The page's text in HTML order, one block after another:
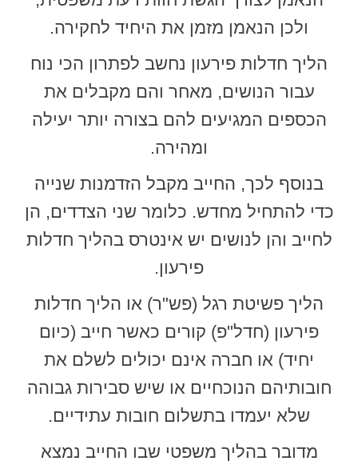
ולכן הנאמן מזמן את היחיד לחקירה.
הליך חדלות פירעון נחשב לפתרון הכי נוח
עבור הנושים, מאחר והם מקבלים את
הכספים המגיעים להם בצורה יותר יעילה
ומהירה.
בנוסף לכך, החייב מקבל הזדמנות שנייה
כדי להתחיל מחדש. כלומר שני הצדדים, הן
לחייב והן לנושים יש אינטרס בהליך חדלות
פירעון.
הליך פשיטת רגל (פש"ר) או הליך חדלות
פירעון (חדל"פ) קורים כאשר חייב (כיום
יחיד) או חברה אינם יכולים לשלם את
חובותיהם הנוכחיים או שיש סבירות גבוהה
שלא יעמדו בתשלום חובות עתידיים.
מדובר בהליך משפטי שבו החייב נמצא